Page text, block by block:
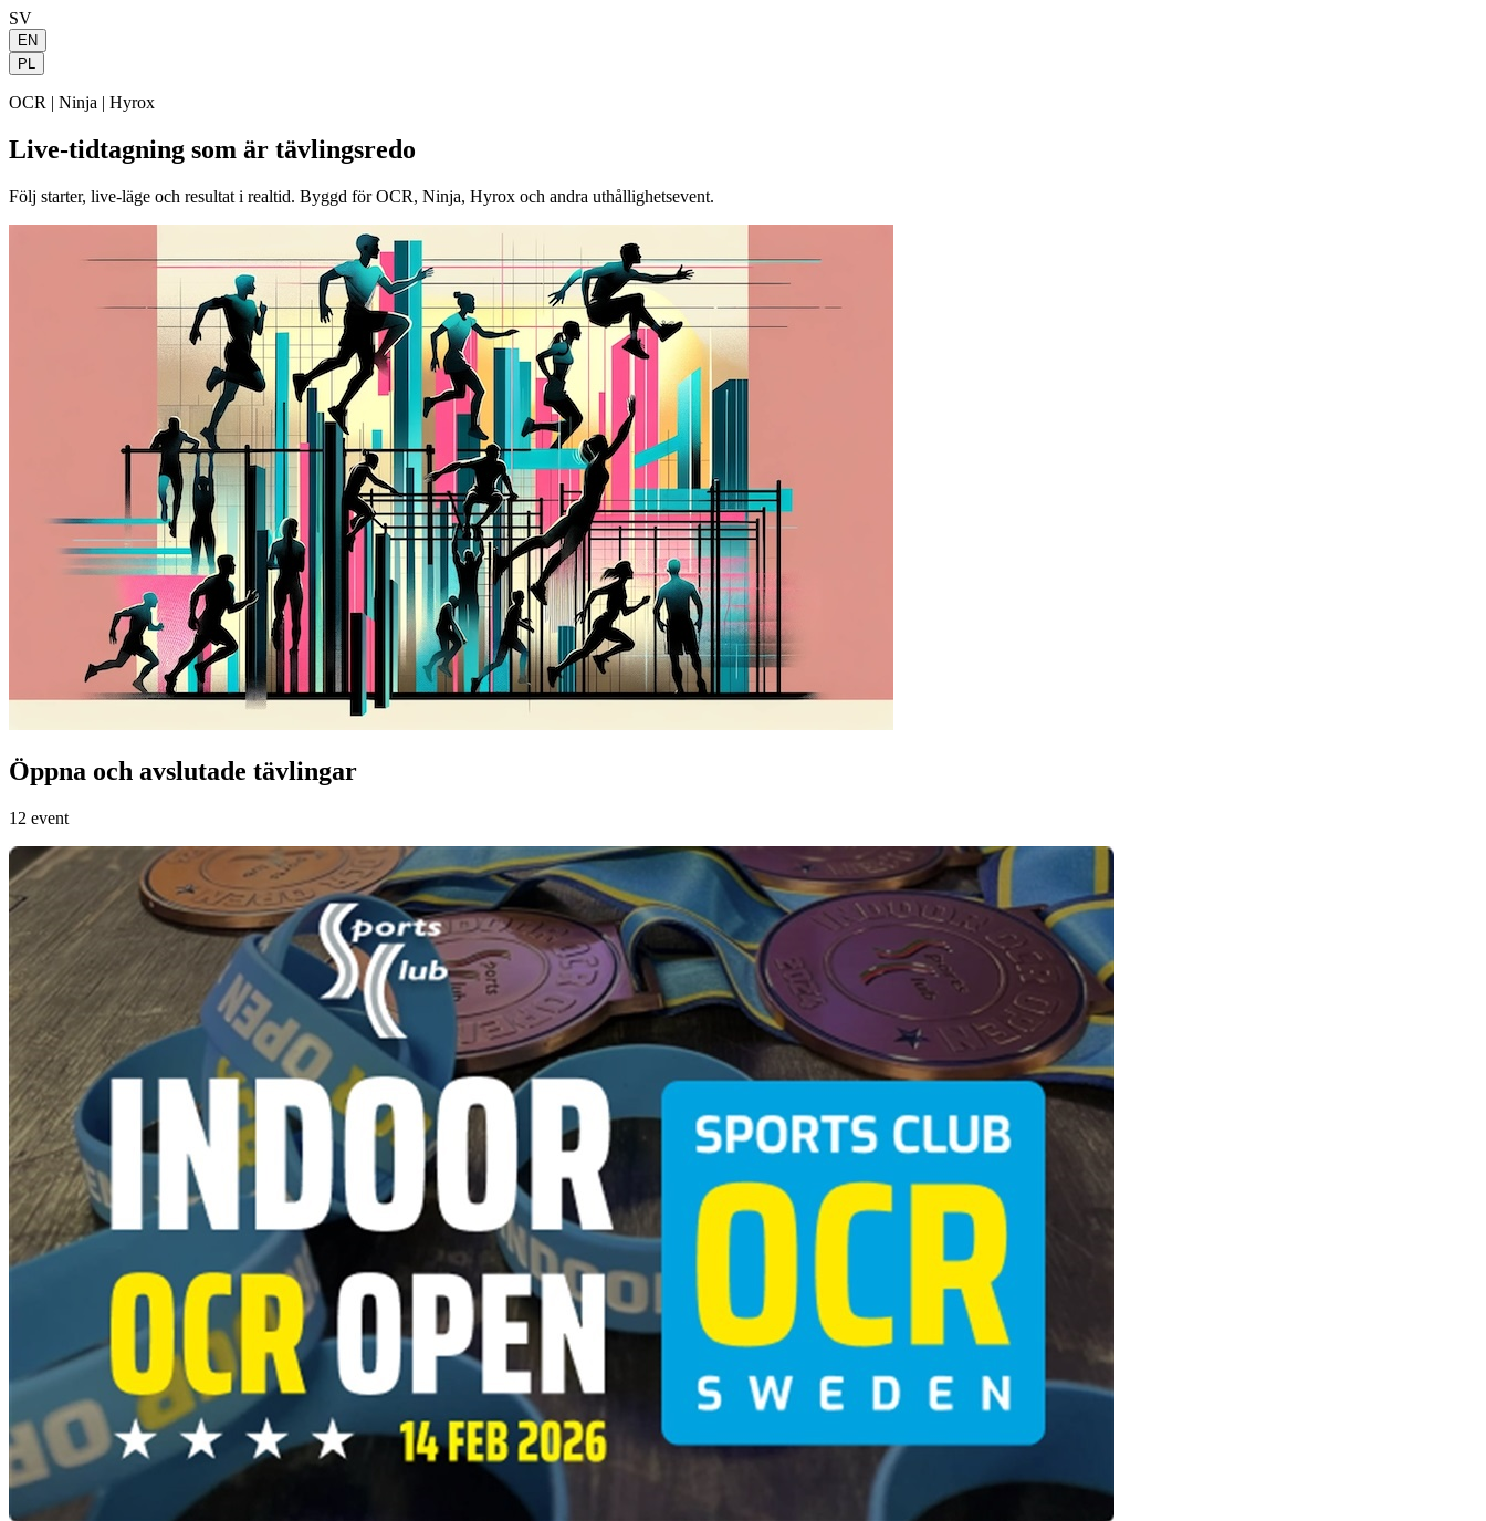
SV
EN
PL
OCR | Ninja | Hyrox
Live-tidtagning som är tävlingsredo
Följ starter, live-läge och resultat i realtid. Byggd för OCR, Ninja, Hyrox och andra uthållighetsevent.
Öppna och avslutade tävlingar
12 event